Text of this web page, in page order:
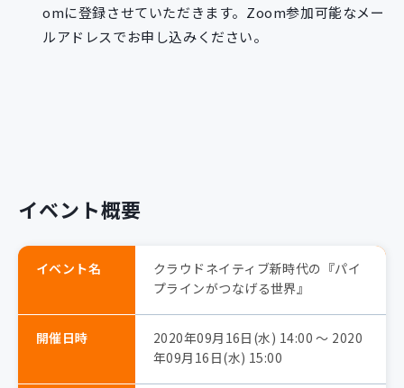
omに登録させていただきます。Zoom参加可能なメー
ルアドレスでお申し込みください。
イベント概要
イベント名
クラウドネイティブ新時代の『パイ
プラインがつなげる世界』
開催日時
2020年09月16日(水) 14:00 〜 2020
年09月16日(水) 15:00